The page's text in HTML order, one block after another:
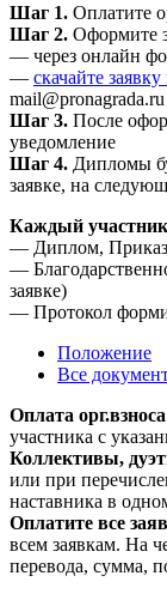
Шаг 1. Оплатите
Шаг 2. Оформите
— через онлайн
— скачайте
mail@pronagrada.ru
Шаг 3. После
уведомление
Шаг 4. Дипломы
заявке, на
Каждый
— Диплом, Приказ
—
заявке)
— Протокол
Положение
Все
Оплата
участника с
Коллективы,
или при
наставника в
Оплатите все
всем заявкам. На
перевода, сумма,